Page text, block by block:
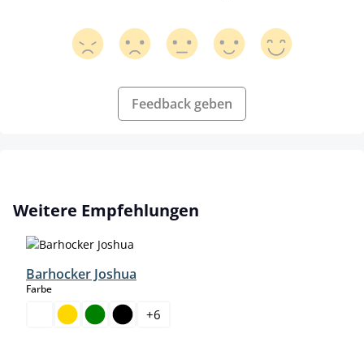
Feedback geben
Skip product gallery
Weitere Empfehlungen
Barhocker Joshua
Farbeauswählen
+6